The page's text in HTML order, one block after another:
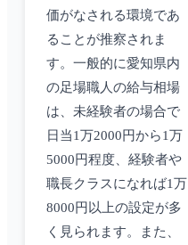
価がなされる環境であ
ることが推察されま
す。一般的に愛知県内
の足場職人の給与相場
は、未経験者の場合で
日当1万2000円から1万
5000円程度、経験者や
職長クラスになれば1万
8000円以上の設定が多
く見られます。また、